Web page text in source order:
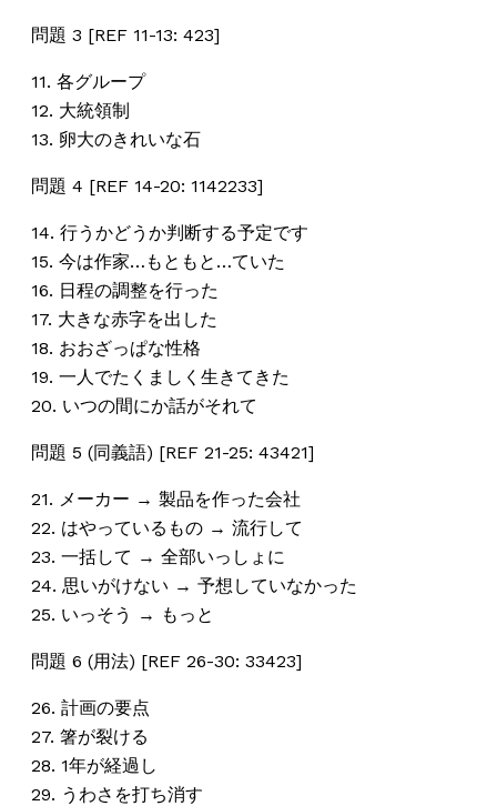
問題 3 [REF 11-13: 423]
11. 各グループ
12. 大統領制
13. 卵大のきれいな石
問題 4 [REF 14-20: 1142233]
14. 行うかどうか判断する予定です
15. 今は作家…もともと…ていた
16. 日程の調整を行った
17. 大きな赤字を出した
18. おおざっぱな性格
19. 一人でたくましく生きてきた
20. いつの間にか話がそれて
問題 5 (同義語) [REF 21-25: 43421]
21. メーカー → 製品を作った会社
22. はやっているもの → 流行して
23. 一括して → 全部いっしょに
24. 思いがけない → 予想していなかった
25. いっそう → もっと
問題 6 (用法) [REF 26-30: 33423]
26. 計画の要点
27. 箸が裂ける
28. 1年が経過し
29. うわさを打ち消す